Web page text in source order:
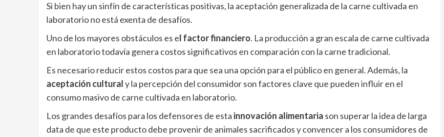
Si bien hay un sinfín de características positivas, la aceptación generalizada de la carne cultivada en
laboratorio no está exenta de desafíos.
Uno de los mayores obstáculos es el factor financiero. La producción a gran escala de carne cultivada
en laboratorio todavía genera costos significativos en comparación con la carne tradicional.
Es necesario reducir estos costos para que sea una opción para el público en general. Además, la
aceptación culturaly la percepción del consumidor son factores clave que pueden influir en el
consumo masivo de carne cultivada en laboratorio.
Los grandes desafíos para los defensores de esta innovación alimentaria son superar la idea de larga
data de que este producto debe provenir de animales sacrificados y convencer a los consumidores de